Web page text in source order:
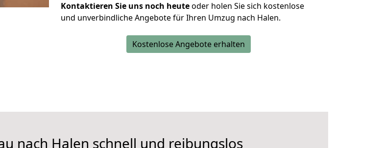
Kontaktieren Sie uns noch heuteoder holen Sie sich kostenlose
und unverbindliche Angebote für Ihren Umzug nach Halen.
Kostenlose Angebote erhalten
nach Halen schnell und reibungslos